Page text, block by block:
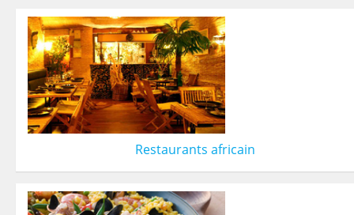
Restaurants africain